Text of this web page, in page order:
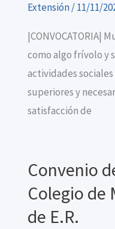
Extensión/11/11/
|CONVOCATORIA|
como algo frívolo y
actividades
superiores y
satisfacción de
Convenio
Colegio de
de E.R.